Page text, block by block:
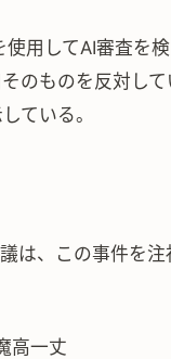
使用してAI審査を
のものを反対し
ている。
は、この事件を
高一丈